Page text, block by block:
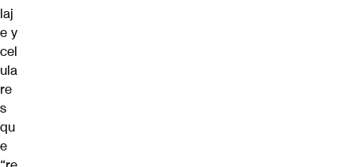
laj
e y
cel
ula
re
s
qu
e